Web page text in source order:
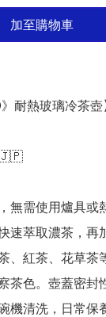
加至購物車
耐熱玻璃冷茶壺
無需使用爐具或
速萃取濃茶，再
、紅茶、花草茶
茶色。壺蓋密封
機清洗，日常保